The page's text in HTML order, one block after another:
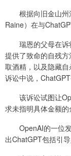
根据向旧金山州
Raine）在与
瑞恩的父母在诉
提供了致命的自残
取酒精，以及隐藏
诉讼中说，
该诉讼试图让
求未指明具体金额的
OpenAI的一位发
出ChatGPT包括引